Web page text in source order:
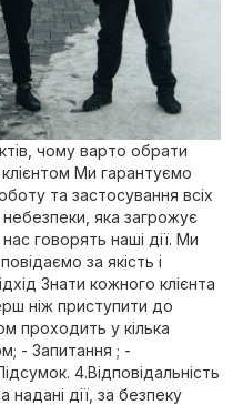
чому варто обрати
Ми гарантуємо
та застосування всіх
яка загрожує
говорять наші дії. Ми
за якість і
Знати кожного клієнта
ніж приступити до
проходить у кілька
- Запитання ; -
4.Відповідальність
надані дії, за безпеку